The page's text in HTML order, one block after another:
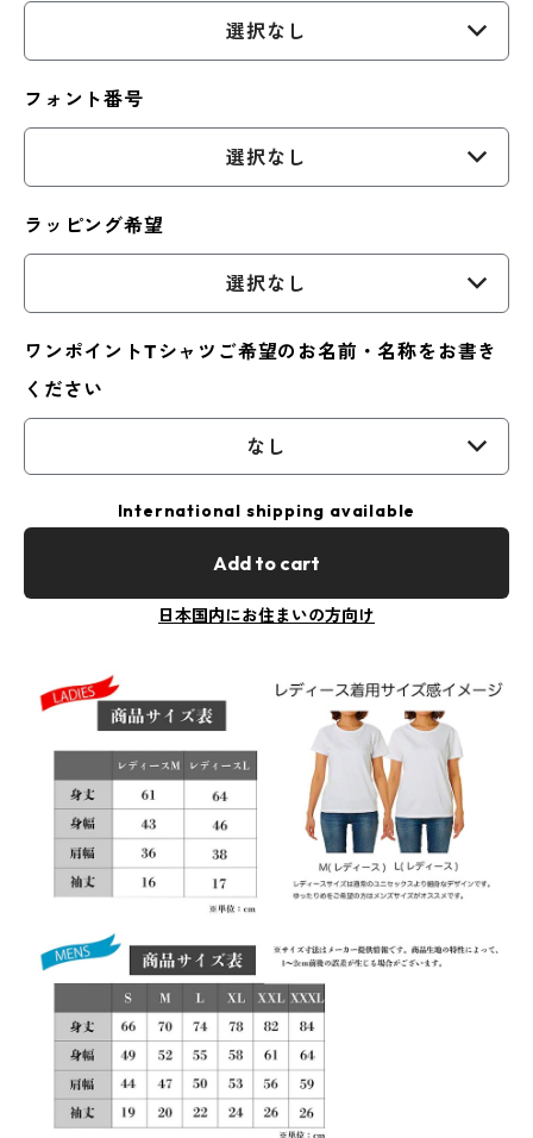
選択なし
フォント番号
選択なし
ラッピング希望
選択なし
ワンポイントTシャツご希望のお名前・名称をお書き
ください
なし
International shipping available
Add to cart
日本国内にお住まいの方向け